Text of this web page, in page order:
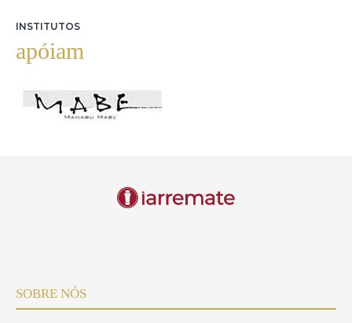
INSTITUTOS
apóiam
SOBRE NÓS